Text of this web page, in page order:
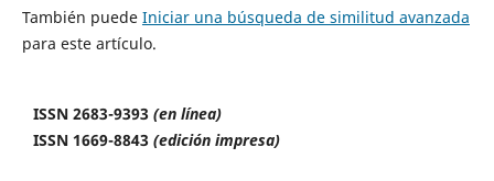
También puede Iniciar una búsqueda de similitud avanzada
para este artículo.
ISSN 2683-9393 (en línea)
ISSN 1669-8843 (edición impresa)